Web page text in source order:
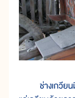
ช่างเกวียนมี